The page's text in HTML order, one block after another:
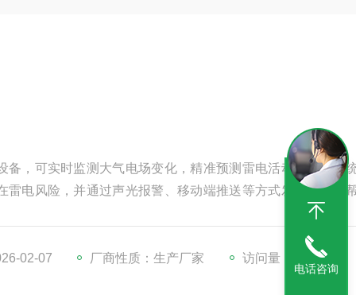
备，可实时监测大气电场变化，精准预测雷电活动趋势。系
雷电风险，并通过声光报警、移动端推送等方式发出预警，
工地、油田、机场等户外场所，支持多终端联动及平台集成
害防御能力，保障人员及设备安全，是现代化安全管理的可
02-07
厂商性质：生产厂家 访问量：734
电话咨询